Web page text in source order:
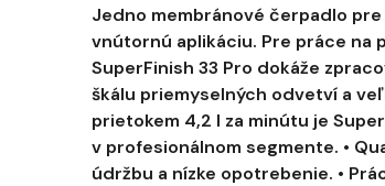
Jedno membránové čerpadlo
vnútornú aplikáciu. Pre práce na
SuperFinish 33 Pro dokáže
škálu priemyselných odvetví a
prietokem 4,2 l za minútu je
v profesionálnom segmente. •
údržbu a nízke opotrebenie. •